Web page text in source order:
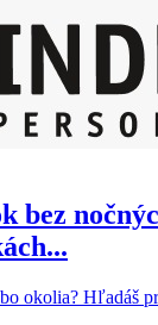
bez
okolia? Hľadáš